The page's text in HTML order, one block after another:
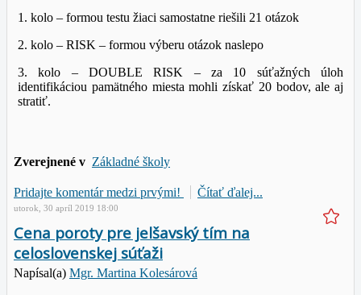
1. kolo – formou testu žiaci samostatne riešili 21 otázok
2. kolo – RISK – formou výberu otázok naslepo
3. kolo – DOUBLE RISK – za 10 súťažných úloh
identifikáciou pamätného miesta mohli získať 20 bodov, ale aj
stratiť.
Zverejnené v Základné školy
Pridajte komentár medzi prvými! Čítať ďalej...
utorok, 30 apríl 2019 18:00
Cena poroty pre jelšavský tím na
celoslovenskej súťaži
Napísal(a) Mgr. Martina Kolesárová